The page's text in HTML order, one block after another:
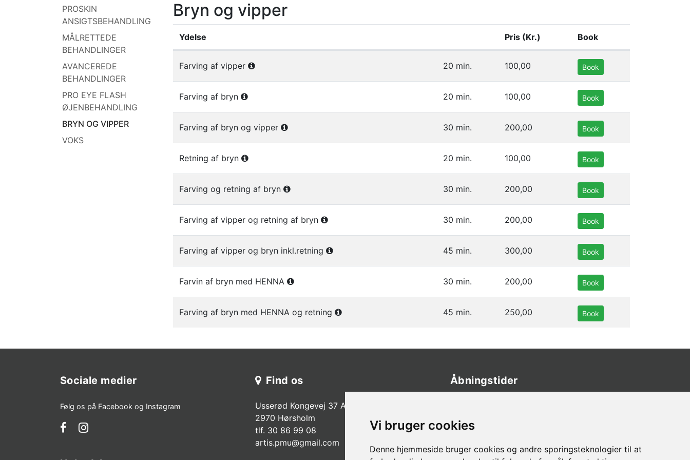
Vi bruger cookies
Denne hjemmeside bruger cookies og andre sporingsteknologier til at
PROSKIN
ANSIGTSBEHANDLING
MÅLRETTEDE
BEHANDLINGER
AVANCEREDE
BEHANDLINGER
PRO EYE FLASH
ØJENBEHANDLING
BRYN OG VIPPER
VOKS
Bryn og vipper
Ydelse Pris (Kr.) Book
Farving af vipper 20 min. 100,00 Book
Farving af bryn 20 min. 100,00 Book
Farving af bryn og vipper 30 min. 200,00 Book
Retning af bryn 20 min. 100,00 Book
Farving og retning af bryn 30 min. 200,00 Book
Farving af vipper og retning af bryn 30 min. 200,00 Book
Farving af vipper og bryn inkl.retning 45 min. 300,00 Book
Farvin af bryn med HENNA 30 min. 200,00 Book
Farving af bryn med HENNA og retning 45 min. 250,00 Book
Sociale medier
Følg os på Facebook og Instagram
Find os
Usserød Kongevej 37 A.
2970 Hørsholm
tlf. 30 86 99 08
artis.pmu@gmail.com
Åbningstider
Tirsdag
Torsdag
12.00 - 18.00